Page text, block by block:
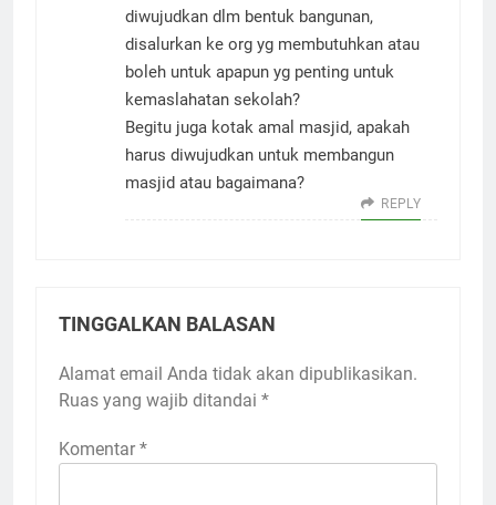
diwujudkan dlm bentuk bangunan,
disalurkan ke org yg membutuhkan atau
boleh untuk apapun yg penting untuk
kemaslahatan sekolah?
Begitu juga kotak amal masjid, apakah
harus diwujudkan untuk membangun
masjid atau bagaimana?
REPLY
TINGGALKAN BALASAN
Alamat email Anda tidak akan dipublikasikan.
Ruas yang wajib ditandai *
Komentar *